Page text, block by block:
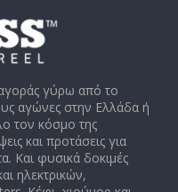
γύρω από το
αγώνες στην Ελλάδα ή
τον κόσμο της
και προτάσεις για
Και φυσικά δοκιμές
ηλεκτρικών,